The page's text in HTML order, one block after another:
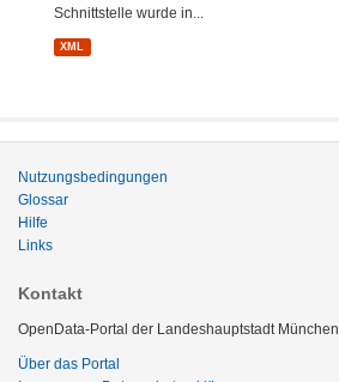
Schnittstelle wurde in...
XML
Nutzungsbedingungen
Glossar
Hilfe
Links
Kontakt
OpenData-Portal der Landeshauptstadt München
Über das Portal